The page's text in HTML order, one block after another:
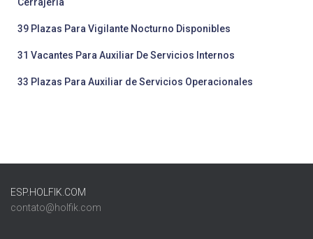
39 Plazas Para Vigilante Nocturno Disponibles
31 Vacantes Para Auxiliar De Servicios Internos
33 Plazas Para Auxiliar de Servicios Operacionales
ESP.HOLFIK.COM
contato@holfik.com